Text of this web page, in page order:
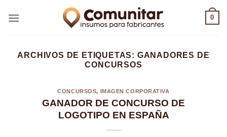
0
ARCHIVOS DE ETIQUETAS: GANADORES DE
CONCURSOS
CONCURSOS, IMAGEN CORPORATIVA
GANADOR DE CONCURSO DE
LOGOTIPO EN ESPAÑA